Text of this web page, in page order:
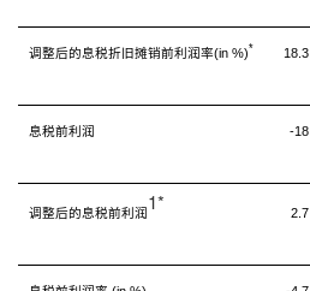
调整后的息税折旧摊销前利润率(in %)* 18.3
息税前利润 -18
调整后的息税前利润1* 2.7